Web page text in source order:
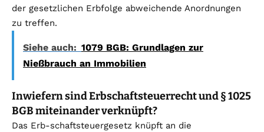
der gesetzlichen Erbfolge abweichende Anordnungen
zu treffen.
Siehe auch: 1079 BGB: Grundlagen zur
Nießbrauch an Immobilien
Inwiefern sind Erbschaftsteuerrecht und § 1025
BGB miteinander verknüpft?
Das Erb-schaftsteuergesetz knüpft an die